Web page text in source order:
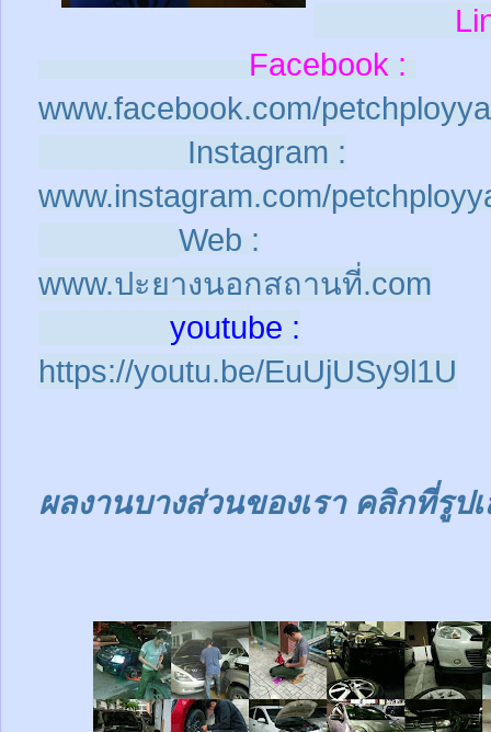
Facebook :
www.facebook.com/
Instagram :
www.instagram.com/
Web :
www.ปะยางนอกสถานที่.com
youtube :
https://youtu.be/EuUjUSy9l1U
ผลงานบางส่วนของเรา คลิกที่รูป